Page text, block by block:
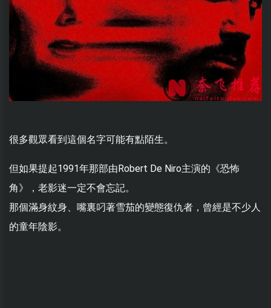
很多觀眾看到這個名字可能有點陌生。
但如果提起1991年那部由Robert De Niro主演的《恐怖
角》，老影迷一定不會忘記。
那個滿身紋身、嘴裏叼著雪茄的變態復仇者，曾經是不少人
的童年陰影。